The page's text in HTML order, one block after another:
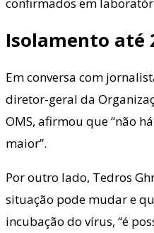
Isolamento até
Em conversa com
diretor-geral da
OMS, afirmou que “não
maior”.
Por outro lado, Tedros
situação pode mudar e
incubação do vírus, “é